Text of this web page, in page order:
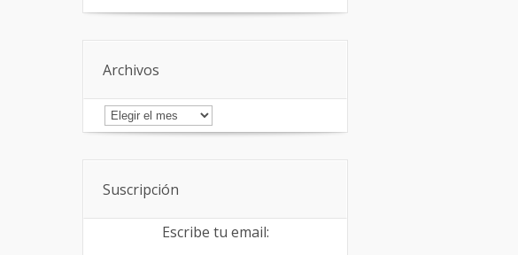
Archivos
Archivos
Suscripción
Escribe tu email: